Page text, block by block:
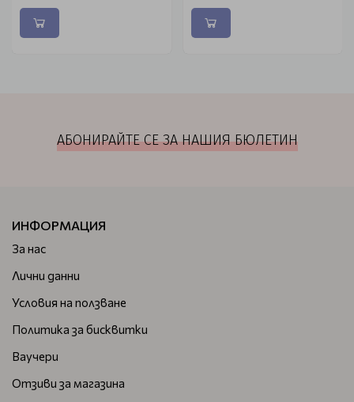
АБОНИРАЙТЕ СЕ ЗА НАШИЯ БЮЛЕТИН
ИНФОРМАЦИЯ
За нас
Лични данни
Условия на ползване
Политика за бисквитки
Ваучери
Отзиви за магазина